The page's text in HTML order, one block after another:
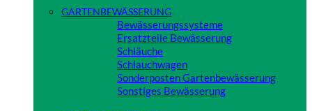
GARTENBEWÄSSERUNG
Bewässerungssysteme
Ersatzteile Bewässerung
Schläuche
Schlauchwagen
Sonderposten Gartenbewässerung
Sonstiges Bewässerung